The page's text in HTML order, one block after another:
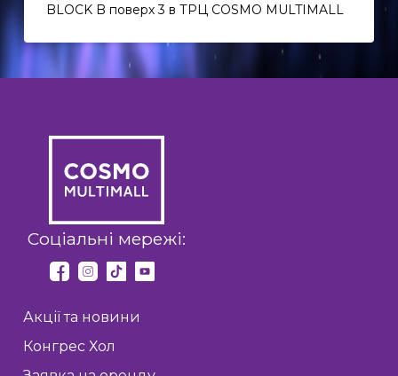
BLOCK B поверх 3 в ТРЦ COSMO MULTIMALL
Соціальні мережі:
Акції та новини
Конгрес Хол